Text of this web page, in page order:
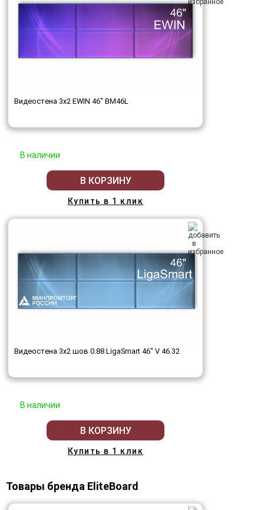
Видеостена 3x2 EWIN 46" BM46L
В наличии
В КОРЗИНУ
Купить в 1 клик
Видеостена 3x2 шов 0.88 LigaSmart 46" V 46.32
В наличии
В КОРЗИНУ
Купить в 1 клик
Товары бренда EliteBoard